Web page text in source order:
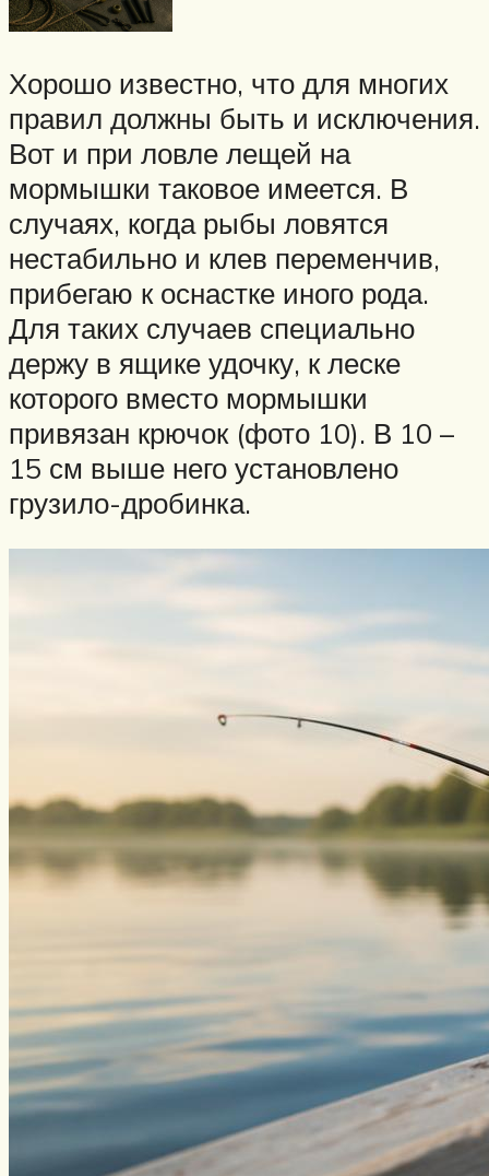
Хорошо известно, что для многих
правил должны быть и исключения.
Вот и при ловле лещей на
мормышки таковое имеется. В
случаях, когда рыбы ловятся
нестабильно и клев переменчив,
прибегаю к оснастке иного рода.
Для таких случаев специально
держу в ящике удочку, к леске
которого вместо мормышки
привязан крючок (фото 10). В 10 –
15 см выше него установлено
грузило-дробинка.